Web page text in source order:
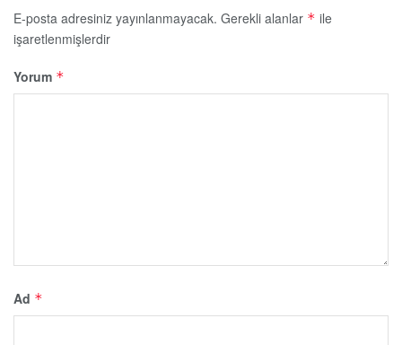
E-posta adresiniz yayınlanmayacak. Gerekli alanlar * ile
işaretlenmişlerdir
Yorum *
Ad *